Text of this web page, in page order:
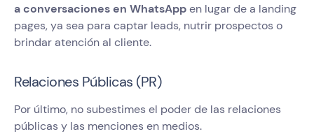
a conversaciones en WhatsAppen lugar de a landing
pages, ya sea para captar leads, nutrir prospectos o
brindar atención al cliente.
Relaciones Públicas (PR)
Por último, no subestimes el poder de las relaciones
públicas y las menciones en medios.